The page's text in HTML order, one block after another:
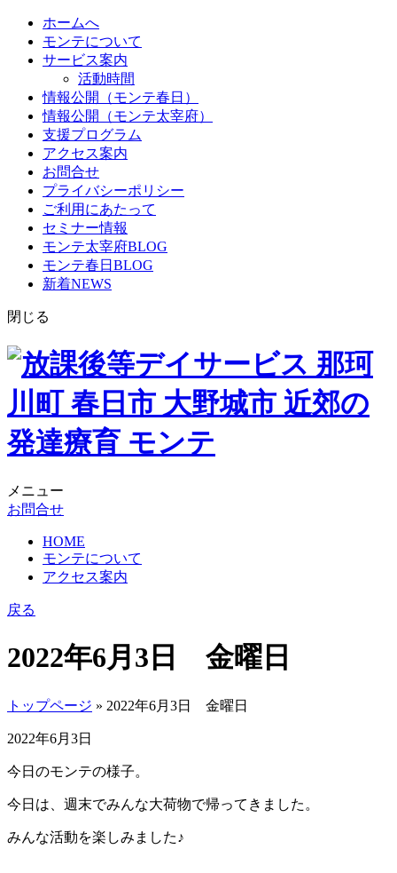
ホームへ
モンテについて
サービス案内
活動時間
情報公開（モンテ春日）
情報公開（モンテ太宰府）
支援プログラム
アクセス案内
お問合せ
プライバシーポリシー
ご利用にあたって
セミナー情報
モンテ太宰府BLOG
モンテ春日BLOG
新着NEWS
閉じる
メニュー
お問合せ
HOME
モンテについて
アクセス案内
戻る
2022年6月3日 金曜日
トップページ » 2022年6月3日 金曜日
2022年6月3日
今日のモンテの様子。
今日は、週末でみんな大荷物で帰ってきました。
みんな活動を楽しみました♪